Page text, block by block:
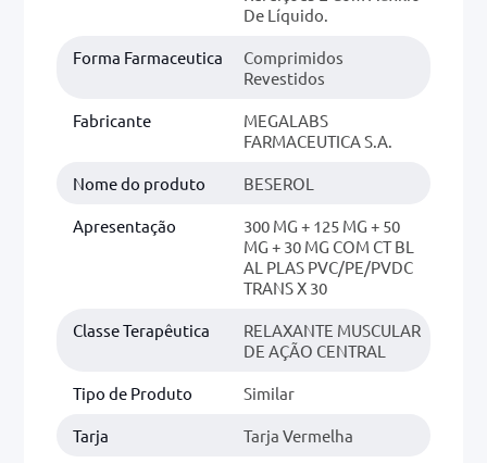
De Líquido.
Forma Farmaceutica
Comprimidos
Revestidos
Fabricante
MEGALABS
FARMACEUTICA S.A.
Nome do produto BESEROL
Apresentação
300 MG + 125 MG + 50
MG + 30 MG COM CT BL
AL PLAS PVC/PE/PVDC
TRANS X 30
Classe Terapêutica
RELAXANTE MUSCULAR
DE AÇÃO CENTRAL
Tipo de Produto Similar
Tarja Tarja Vermelha